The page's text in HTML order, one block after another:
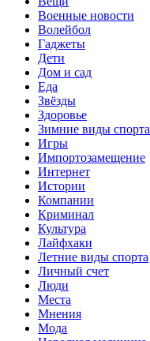
Военные новости
Волейбол
Гаджеты
Дети
Дом и сад
Еда
Звёзды
Здоровье
Зимние виды спорта
Игры
Импортозамещение
Интернет
Истории
Компании
Криминал
Культура
Лайфхаки
Летние виды спорта
Личный счет
Люди
Места
Мнения
Мода